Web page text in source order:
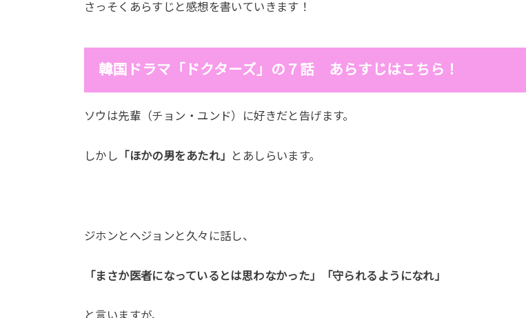
さっそくあらすじと感想を書いていきます！
韓国ドラマ「ドクターズ」の７話 あらすじはこちら！
ソウは先輩（チョン・ユンド）に好きだと告げます。
しかし 「ほかの男をあたれ」 とあしらいます。
ジホンとヘジョンと久々に話し、
「まさか医者になっているとは思わなかった」「守られるようになれ」